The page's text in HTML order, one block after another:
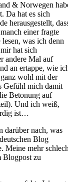
& Norwegen
Da hat es sich
herausgestellt,
einer fragte
was ich denn
hat sich
andere Mal auf
an ertappe, wie
wohl mit der
Gefühl mich damit
Betonung auf
Und ich weiß,
ist…
darüber nach, was
Blog
Meine mehr
Blogpost zu